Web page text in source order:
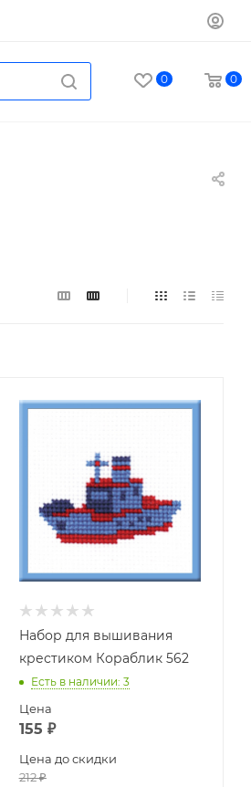
0 0
Набор для вышивания
крестиком Кораблик 562
Есть в наличии: 3
Цена
155 ₽
Цена до скидки
212₽